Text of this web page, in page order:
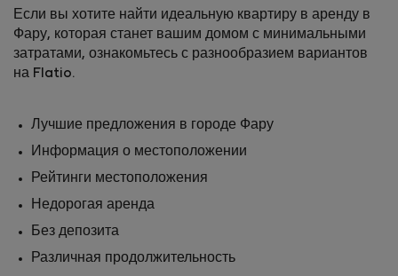
Если вы хотите найти идеальную квартиру в аренду в
Фару, которая станет вашим домом с минимальными
затратами, ознакомьтесь с разнообразием вариантов
на Flatio.
Лучшие предложения в городе Фару
Информация о местоположении
Рейтинги местоположения
Недорогая аренда
Без депозита
Различная продолжительность